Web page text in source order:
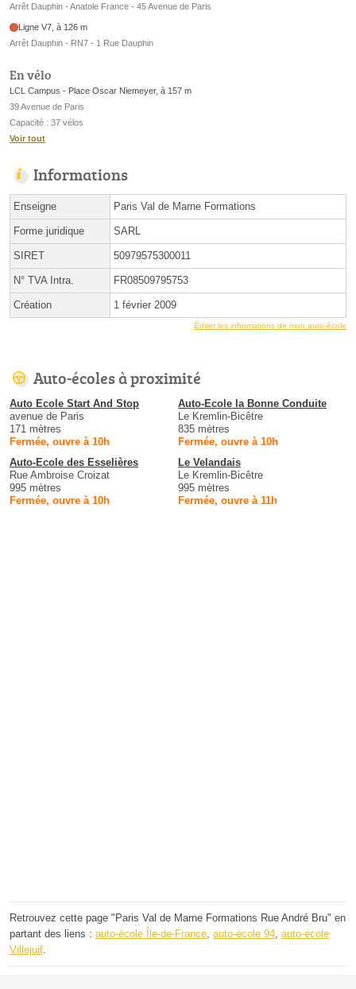
Arrêt Dauphin - Anatole France - 45 Avenue de Paris
Ligne V7, à 126 m
Arrêt Dauphin - RN7 - 1 Rue Dauphin
En vélo
LCL Campus - Place Oscar Niemeyer, à 157 m
39 Avenue de Paris
Capacité : 37 vélos
Voir tout
Informations
Enseigne Paris Val de Marne Formations
Forme juridique SARL
SIRET 50979575300011
N° TVA Intra. FR08509795753
Création 1 février 2009
Éditer les informations de mon auto-école
Auto-écoles à proximité
Auto Ecole Start And Stop
avenue de Paris
171 mètres
Fermée, ouvre à 10h
Auto-Ecole la Bonne Conduite
Le Kremlin-Bicêtre
835 mètres
Fermée, ouvre à 10h
Auto-Ecole des Esselières
Rue Ambroise Croizat
995 mètres
Fermée, ouvre à 10h
Le Velandais
Le Kremlin-Bicêtre
995 mètres
Fermée, ouvre à 11h
Retrouvez cette page "Paris Val de Marne Formations Rue André Bru" en
partant des liens : auto-école Île-de-France auto-école 94 auto-école
Villejuif